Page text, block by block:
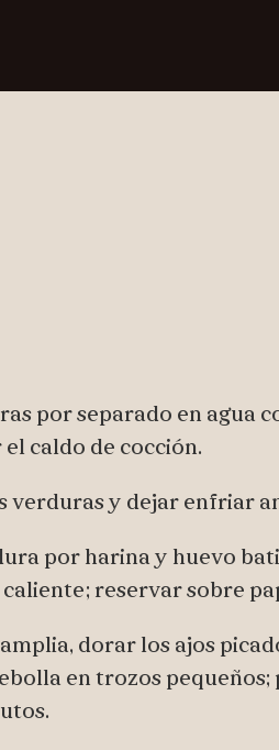
por separado en agua
caldo de cocción.
verduras y dejar enfriar
por harina y huevo
reservar sobre
dorar los ajos
en trozos pequeños;